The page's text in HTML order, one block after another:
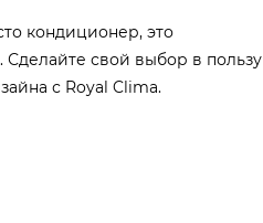
кондиционер, это
свой выбор в пользу
с Royal Clima.